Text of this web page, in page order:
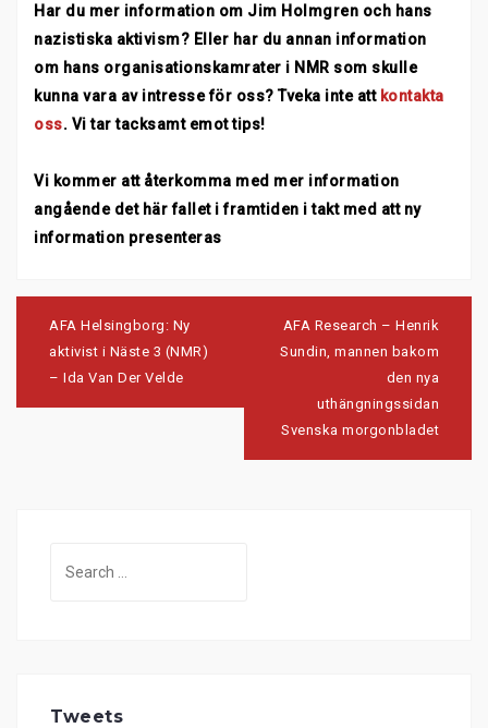
Har du mer information om Jim Holmgren och hans
nazistiska aktivism? Eller har du annan information
om hans organisationskamrater i NMR som skulle
kunna vara av intresse för oss? Tveka inte att kontakta
oss. Vi tar tacksamt emot tips!
Vi kommer att återkomma med mer information
angående det här fallet i framtiden i takt med att ny
information presenteras
navigation
AFA Helsingborg: Ny
aktivist i Näste 3 (NMR)
– Ida Van Der Velde
AFA Research – Henrik
Sundin, mannen bakom
den nya
uthängningssidan
Svenska morgonbladet
Tweets